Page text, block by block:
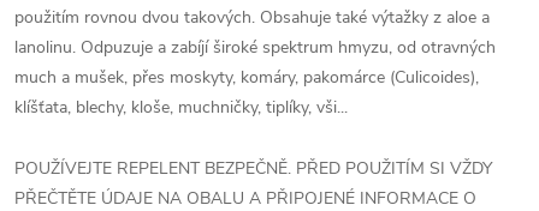
použitím rovnou dvou takových. Obsahuje také výtažky z aloe a
lanolinu. Odpuzuje a zabíjí široké spektrum hmyzu, od otravných
much a mušek, přes moskyty, komáry, pakomárce (Culicoides),
klíšťata, blechy, kloše, muchničky, tiplíky, vši...
POUŽÍVEJTE REPELENT BEZPEČNĚ. PŘED POUŽITÍM SI VŽDY
PŘEČTĚTE ÚDAJE NA OBALU A PŘIPOJENÉ INFORMACE O